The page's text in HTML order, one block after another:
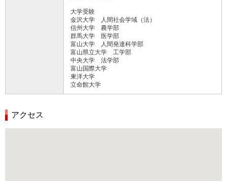
大学受験
金沢大学 人間社会学域（法）
信州大学 農学部
群馬大学 医学部
富山大学 人間発達科学部
富山県立大学 工学部
中央大学 法学部
富山国際大学
東洋大学
立命館大学
アクセス